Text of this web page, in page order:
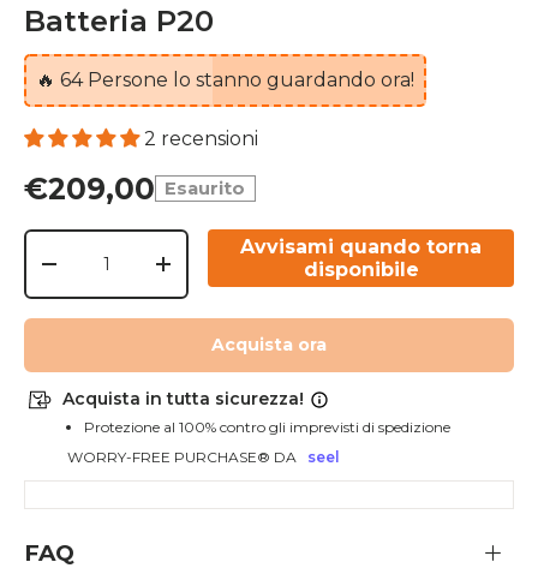
Batteria P20
🔥 64Persone lo stanno guardando ora!
2 recensioni
€209,00 Esaurito
Q.tà
-
+
Avvisami quando torna
disponibile
Acquista ora
Acquista in tutta sicurezza!
Protezione al 100% contro gli imprevisti di spedizione
WORRY-FREE PURCHASE® DA
seel
FAQ